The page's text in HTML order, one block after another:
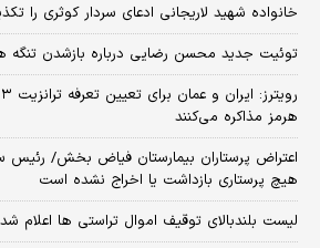
خانواده شهید لاریجانی ادعای سردار کوثری را
توئیت جدید محسن رضایی درباره بازشدن تنگه
هرمز مذاکره می‌کنند
اعتراض پرستاران بیمارستان فیاض بخش/ رئیس
هیچ پرستاری بازداشت یا اخراج نشده است
لیست بلندبالای توقیف اموال تراستی ها اعلام شد